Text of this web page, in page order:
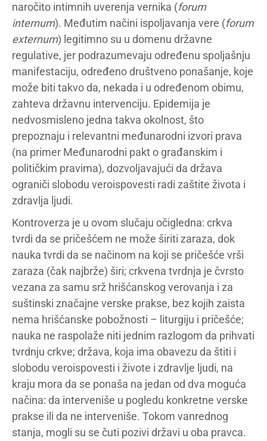
naročito intimnih uverenja vernika (forum
internum). Međutim načini ispoljavanja vere (forum
externum) legitimno su u domenu državne
regulative, jer podrazumevaju određenu spoljašnju
manifestaciju, određeno društveno ponašanje, koje
može biti takvo da, nekada i u određenom obimu,
zahteva državnu intervenciju. Epidemija je
nedvosmisleno jedna takva okolnost, što
prepoznaju i relevantni međunarodni izvori prava
(na primer Međunarodni pakt o građanskim i
političkim pravima), dozvoljavajući da država
ograniči slobodu veroispovesti radi zaštite života i
zdravlja ljudi.
Kontroverza je u ovom slučaju očigledna: crkva
tvrdi da se pričešćem ne može širiti zaraza, dok
nauka tvrdi da se načinom na koji se pričešće vrši
zaraza (čak najbrže) širi; crkvena tvrdnja je čvrsto
vezana za samu srž hrišćanskog verovanja i za
suštinski značajne verske prakse, bez kojih zaista
nema hrišćanske pobožnosti – liturgiju i pričešće;
nauka ne raspolaže niti jednim razlogom da prihvati
tvrdnju crkve; država, koja ima obavezu da štiti i
slobodu veroispovesti i živote i zdravlje ljudi, na
kraju mora da se ponaša na jedan od dva moguća
načina: da interveniše u pogledu konkretne verske
prakse ili da ne interveniše. Tokom vanrednog
stanja, mogli su se čuti pozivi državi u oba pravca.